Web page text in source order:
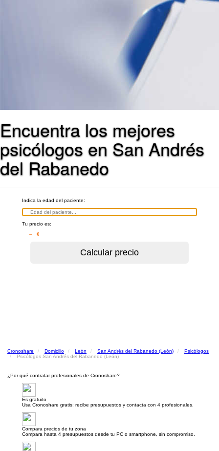
Encuentra los mejores
psicólogos en San Andrés
del Rabanedo
Indica la edad del paciente:
Tu precio es:
– €
Cronoshare Domicilio León San Andrés del Rabanedo (León)
Psicólogos
Psicólogos San Andrés del Rabanedo (León)
¿Por qué contratar profesionales de Cronoshare?
Es gratuito
Usa Cronoshare gratis: recibe presupuestos y contacta con 4 profesionales.
Compara precios de tu zona
Compara hasta 4 presupuestos desde tu PC o smartphone, sin compromiso.